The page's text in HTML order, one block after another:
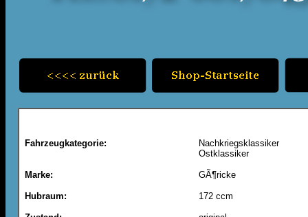
Fahrzeugkategorie:
Nachkriegsklassiker
Ostklassiker
Marke: GÃ¶ricke
Hubraum: 172 ccm